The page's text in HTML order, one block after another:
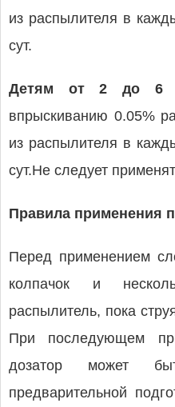
из распылителя в
сут.
Детям от 2 до 6
впрыскиванию 0.05%
из распылителя в
сут.Не следует
Правила применения
Перед применением
колпачок и
распылитель, пока
При последующем
дозатор может
предварительной